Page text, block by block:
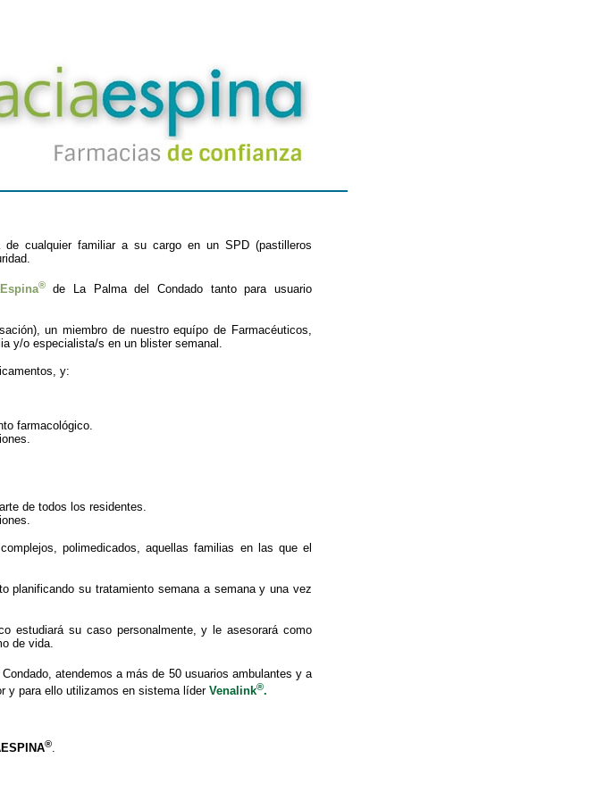
cualquier familiar a su cargo en un SPD (pastilleros
®de La Palma del Condado tanto para usuario
un miembro de nuestro equípo de Farmacéuticos,
y/o especialista/s en un blister semanal.
y:
farmacológico.
de todos los residentes.
polimedicados, aquellas familias en las que el
planificando su tratamiento semana a semana y una vez
estudiará su caso personalmente, y le asesorará como
de vida.
atendemos a más de 50 usuarios ambulantes y a
y para ello utilizamos en sistema líderVenalink®.
®.